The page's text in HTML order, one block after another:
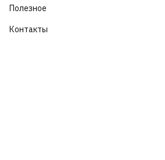
Полезное
Контакты